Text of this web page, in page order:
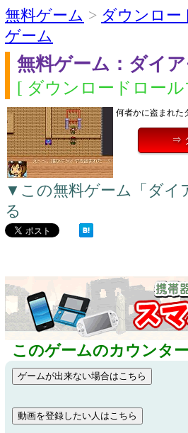
無料ゲーム > ダウンロー
ゲーム
無料ゲーム：ダイ
[ ダウンロードロー
何者かに盗まれた
⇒
▼この無料ゲーム「ダイ
る
このゲームのカウンタ